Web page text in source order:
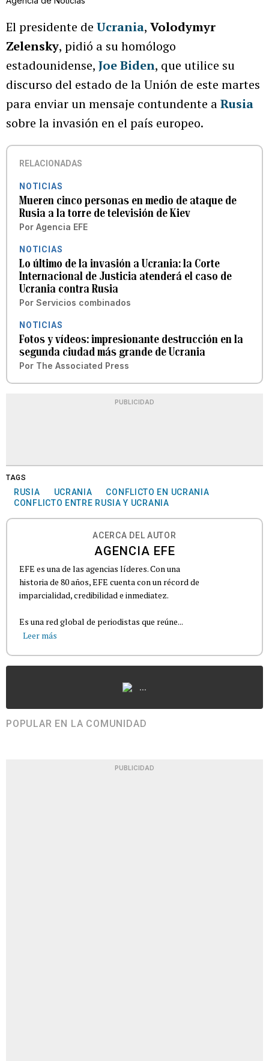
El presidente de Ucrania, Volodymyr
Zelensky, pidió a su homólogo
estadounidense, Joe Biden, que utilice su
discurso del estado de la Unión de este martes
para enviar un mensaje contundente aRusia
sobre la invasión en el país europeo.
RELACIONADAS
NOTICIAS
Mueren cinco personas en medio de ataque de
Rusia a la torre de televisión de Kiev
Por Agencia EFE
NOTICIAS
Lo último de la invasión a Ucrania: la Corte
Internacional de Justicia atenderá el caso de
Ucrania contra Rusia
Por Servicios combinados
NOTICIAS
Fotos y vídeos: impresionante destrucción en la
segunda ciudad más grande de Ucrania
Por The Associated Press
PUBLICIDAD
TAGS
RUSIA UCRANIA
CONFLICTO EN UCRANIA
CONFLICTO ENTRE RUSIA Y UCRANIA
ACERCA DEL AUTOR
AGENCIA EFE
EFE es una de las agencias líderes. Con una
historia de 80 años, EFE cuenta con un récord de
imparcialidad, credibilidad e inmediatez.
Es una red global de periodistas que reúne...
Leer más
...
POPULAR EN LA COMUNIDAD
PUBLICIDAD